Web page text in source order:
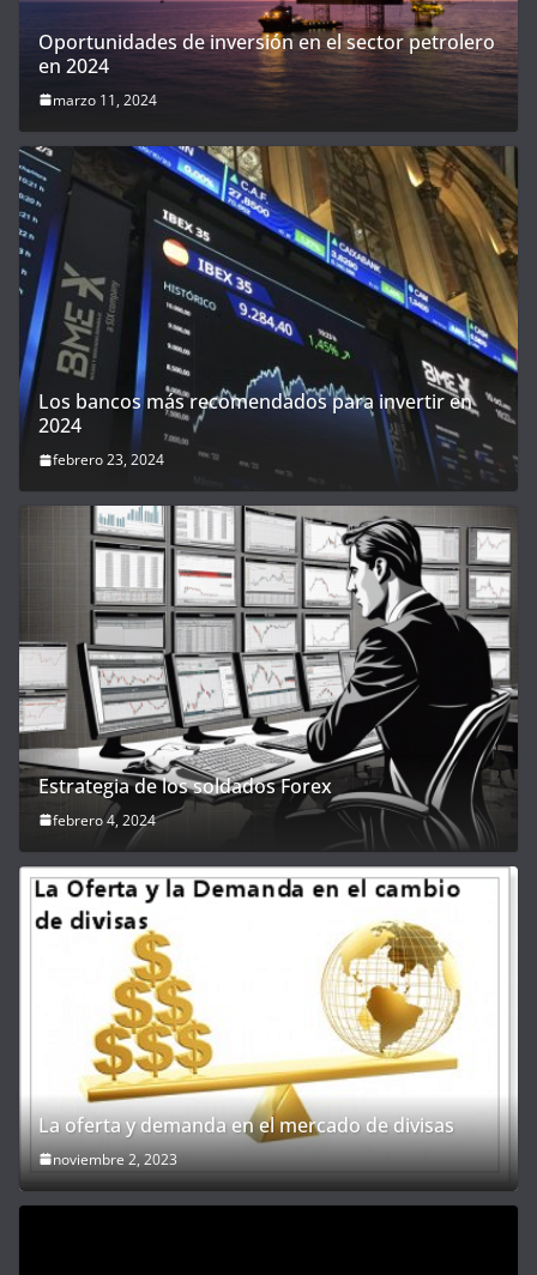
Oportunidades de inversión en el sector petrolero
en 2024
marzo 11, 2024
Los bancos más recomendados para invertir en
2024
febrero 23, 2024
Estrategia de los soldados Forex
febrero 4, 2024
La oferta y demanda en el mercado de divisas
noviembre 2, 2023